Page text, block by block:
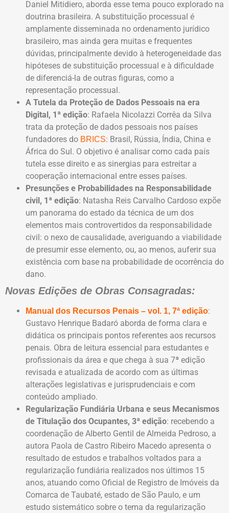
Daniel Mitidiero, aborda esse tema pouco explorado na
doutrina brasileira. A substituição processual é
amplamente disseminada no ordenamento jurídico
brasileiro, mas ainda gera muitas e frequentes
dúvidas, principalmente devido à heterogeneidade das
hipóteses de substituição processual e à dificuldade
de diferenciá-la de outras figuras, como a
representação processual.
A Tutela da Proteção de Dados Pessoais na era
Digital, 1ª edição: Rafaela Nicolazzi Corrêa da Silva
trata da proteção de dados pessoais nos países
fundadores do BRICS: Brasil, Rússia, Índia, China e
África do Sul. O objetivo é analisar como cada país
tutela esse direito e as sinergias para estreitar a
cooperação internacional entre esses países.
Presunções e Probabilidades na Responsabilidade
civil, 1ª edição: Natasha Reis Carvalho Cardoso expõe
um panorama do estado da técnica de um dos
elementos mais controvertidos da responsabilidade
civil: o nexo de causalidade, averiguando a viabilidade
de presumir esse elemento, ou, ao menos, auferir sua
existência com base na probabilidade de ocorrência do
dano.
Novas Edições de Obras Consagradas:
Manual dos Recursos Penais – vol. 1, 7ª edição:
Gustavo Henrique Badaró aborda de forma clara e
didática os principais pontos referentes aos recursos
penais. Obra de leitura essencial para estudantes e
profissionais da área e que chega à sua 7ª edição
revisada e atualizada de acordo com as últimas
alterações legislativas e jurisprudenciais e com
conteúdo ampliado.
Regularização Fundiária Urbana e seus Mecanismos
de Titulação dos Ocupantes, 3ª edição: recebendo a
coordenação de Alberto Gentil de Almeida Pedroso, a
autora Paola de Castro Ribeiro Macedo apresenta o
resultado de estudos e trabalhos voltados para a
regularização fundiária realizados nos últimos 15
anos, atuando como Oficial de Registro de Imóveis da
Comarca de Taubaté, estado de São Paulo, e um
estudo sistemático sobre o tema da regularização